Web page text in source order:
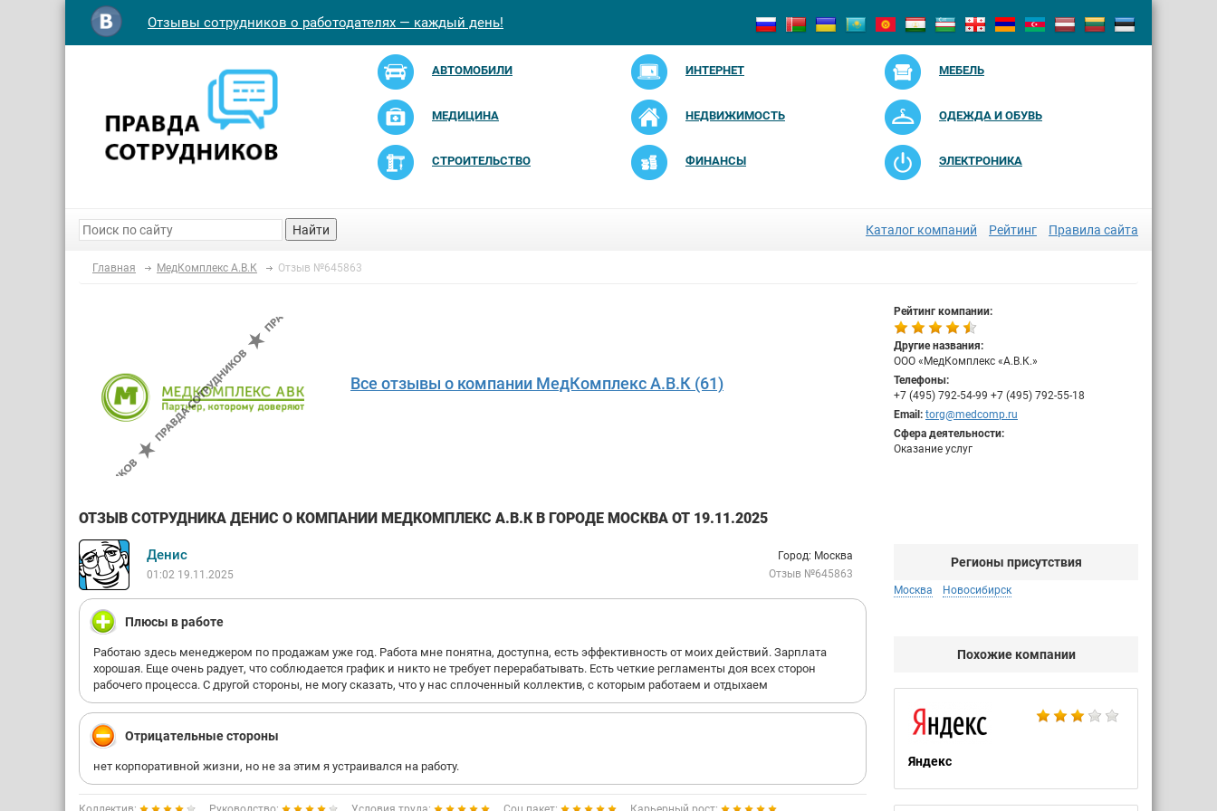
Отзывы сотрудников о работодателях — каждый день!
АВТОМОБИЛИ ИНТЕРНЕТ МЕБЕЛЬ
МЕДИЦИНА НЕДВИЖИМОСТЬ ОДЕЖДА И ОБУВЬ
СТРОИТЕЛЬСТВО ФИНАНСЫ ЭЛЕКТРОНИКА
Найти Каталог компаний Рейтинг Правила сайта
Главная МедКомплекс А.В.К Отзыв №645863
Все отзывы о компании МедКомплекс А.В.К (61)
Рейтинг компании:
Другие названия:
ООО «МедКомплекс «А.В.К.»
Телефоны:
+7 (495) 792-54-99 +7 (495) 792-55-18
Email: torg@medcomp.ru
Сфера деятельности:
Оказание услуг
ОТЗЫВ СОТРУДНИКА ДЕНИС О КОМПАНИИ МЕДКОМПЛЕКС А.В.К В ГОРОДЕ МОСКВА ОТ 19.11.2025
Денис
01:02 19.11.2025
Город: Москва
Отзыв №645863
Плюсы в работе
Работаю здесь менеджером по продажам уже год. Работа мне понятна, доступна, есть эффективность от моих действий. Зарплата
хорошая. Еще очень радует, что соблюдается график и никто не требует перерабатывать. Есть четкие регламенты доя всех сторон
рабочего процесса. С другой стороны, не могу сказать, что у нас сплоченный коллектив, с которым работаем и отдыхаем
Отрицательные стороны
нет корпоративной жизни, но не за этим я устраивался на работу.
Регионы присутствия
Москва Новосибирск
Похожие компании
Яндекс